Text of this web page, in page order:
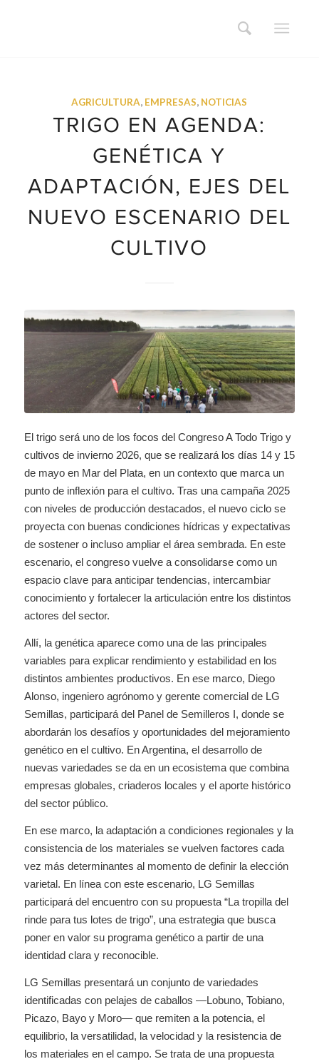
AGRICULTURA, EMPRESAS, NOTICIAS
TRIGO EN AGENDA:
GENÉTICA Y
ADAPTACIÓN, EJES DEL
NUEVO ESCENARIO DEL
CULTIVO
El trigo será uno de los focos del Congreso A Todo Trigo y
cultivos de invierno 2026, que se realizará los días 14 y 15
de mayo en Mar del Plata, en un contexto que marca un
punto de inflexión para el cultivo. Tras una campaña 2025
con niveles de producción destacados, el nuevo ciclo se
proyecta con buenas condiciones hídricas y expectativas
de sostener o incluso ampliar el área sembrada. En este
escenario, el congreso vuelve a consolidarse como un
espacio clave para anticipar tendencias, intercambiar
conocimiento y fortalecer la articulación entre los distintos
actores del sector.
Allí, la genética aparece como una de las principales
variables para explicar rendimiento y estabilidad en los
distintos ambientes productivos. En ese marco, Diego
Alonso, ingeniero agrónomo y gerente comercial de LG
Semillas, participará del Panel de Semilleros I, donde se
abordarán los desafíos y oportunidades del mejoramiento
genético en el cultivo. En Argentina, el desarrollo de
nuevas variedades se da en un ecosistema que combina
empresas globales, criaderos locales y el aporte histórico
del sector público.
En ese marco, la adaptación a condiciones regionales y la
consistencia de los materiales se vuelven factores cada
vez más determinantes al momento de definir la elección
varietal. En línea con este escenario, LG Semillas
participará del encuentro con su propuesta “La tropilla del
rinde para tus lotes de trigo”, una estrategia que busca
poner en valor su programa genético a partir de una
identidad clara y reconocible.
LG Semillas presentará un conjunto de variedades
identificadas con pelajes de caballos —Lobuno, Tobiano,
Picazo, Bayo y Moro— que remiten a la potencia, el
equilibrio, la versatilidad, la velocidad y la resistencia de
los materiales en el campo. Se trata de una propuesta